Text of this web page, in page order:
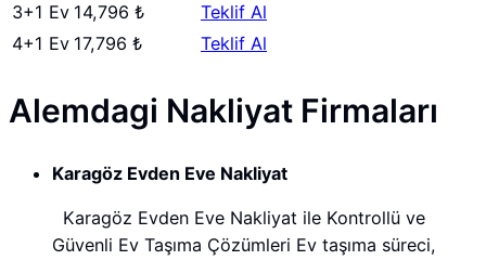
3+1 Ev 14,796 ₺
Teklif Al
4+1 Ev 17,796 ₺ Teklif Al
Alemdagi Nakliyat Firmaları
Karagöz Evden Eve Nakliyat
Karagöz Evden Eve Nakliyat ile Kontrollü ve
Güvenli Ev Taşıma Çözümleri Ev taşıma süreci,